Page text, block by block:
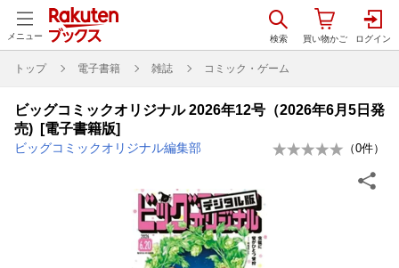
メニュー
トップ 電子書籍 雑誌 コミック・ゲーム
ビッグコミックオリジナル 2026年12号（2026年6月5日発
売) [電子書籍版]
ビッグコミックオリジナル編集部 （0件）